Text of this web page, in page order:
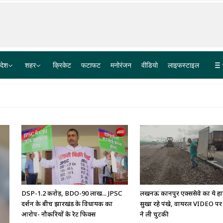
देश शहर क्रिकेट फटाफट मनोरंजन वीडियो लाइफस्टाइल
DSP-1.2 करोड़, BDO-90 लाख... JPSC
प्रदर्शन के बीच झारखंड के विधायक का
आरोप- नौकरियों के रेट फिक्स
लखनऊ कानपुर एक्सप्रेसवे का ये
सुखा रहे पंखे, वायरल VIDEO
ने ली चुटकी